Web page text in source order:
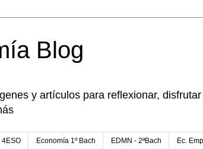
Blog
y artículos para reflexionar,
4ESO Economía 1º Bach EDMN - 2ªBach Ec.